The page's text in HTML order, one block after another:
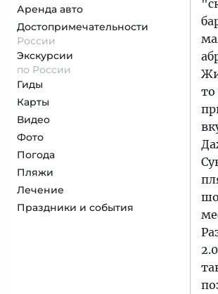
Аренда авто
Достопримеча­тельности
России
Экскурсии
по России
Гиды
Карты
Видео
Фото
Погода
Пляжи
Лечение
Праздники и события
то